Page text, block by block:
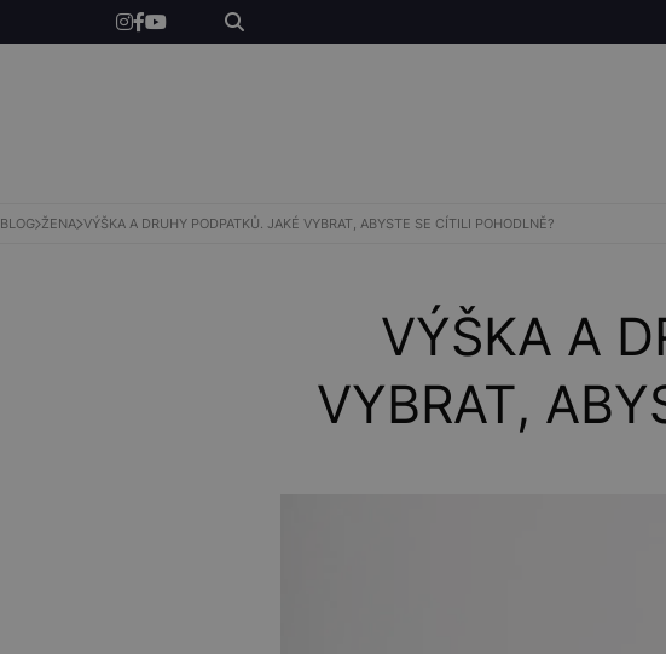
SHOP
BLOG ŽENA VÝŠKA A DRUHY PODPATKŮ. JAKÉ VYBRAT, ABYSTE SE CÍTILI POHODLNĚ?
VÝŠKA A
VYBRAT,